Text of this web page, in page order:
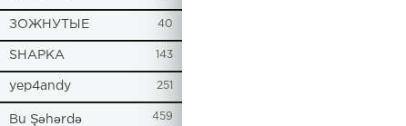
ЗОЖНУТЫЕ 40
SHAPKA 143
yep4andy 251
Bu Şəhərdə 459